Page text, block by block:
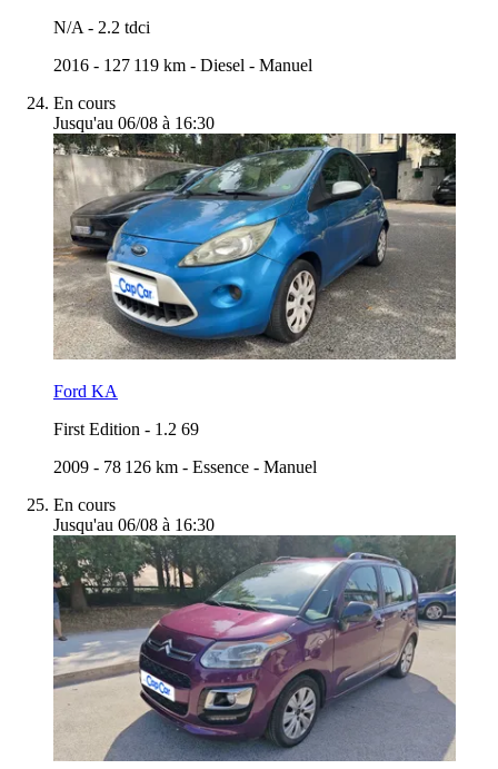
N/A - 2.2 tdci
2016 - 127 119 km - Diesel - Manuel
En cours
Jusqu'au 06/08 à 16:30
Ford KA
First Edition - 1.2 69
2009 - 78 126 km - Essence - Manuel
En cours
Jusqu'au 06/08 à 16:30